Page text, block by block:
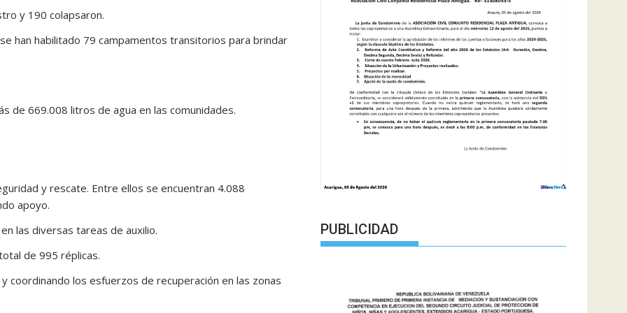
y 190 colapsaron.
han habilitado 79 campamentos transitorios para brindar
de 669.008 litros de agua en las comunidades.
y rescate. Entre ellos se encuentran 4.088
apoyo.
las diversas tareas de auxilio.
de 995 réplicas.
coordinando los esfuerzos de recuperación en las zonas
PUBLICIDAD